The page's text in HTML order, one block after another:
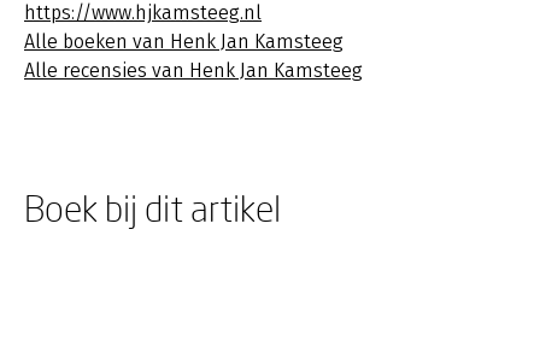
https://www.hjkamsteeg.nl
Alle boeken van Henk Jan Kamsteeg
Alle recensies van Henk Jan Kamsteeg
Boek bij dit artikel